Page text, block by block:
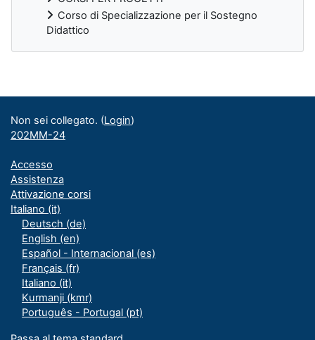
Corso di Specializzazione per il Sostegno
Didattico
Non sei collegato. (Login)
202MM-24
Accesso
Assistenza
Attivazione corsi
Italiano ‎(it)‎
Deutsch ‎(de)‎
English ‎(en)‎
Español - Internacional ‎(es)‎
Français ‎(fr)‎
Italiano ‎(it)‎
Kurmanji ‎(kmr)‎
Português - Portugal ‎(pt)‎